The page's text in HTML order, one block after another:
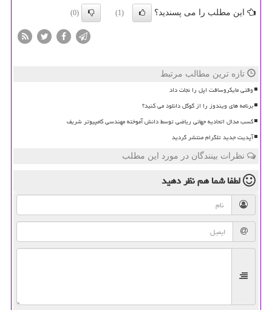
این مطلب را می پسندید؟ (1)
(0)
تازه ترین مطالب مرتبط
وقتی مایکروسافت اپل را نجات داد
برنامه های ویندوز را از گوگل دانلود می کنید؟
کسب مدال اتحادیه جهانی ریاضی توسط دانش آموخته مهندسی کامپیوتر شریف
آپدیت جدید تلگرام منتشر گردید
نظرات بینندگان در مورد این مطلب
لطفا شما همنظر دهید